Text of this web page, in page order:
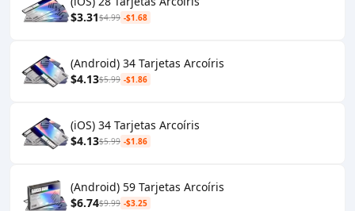
$3.31$4.99 -$1.68
(Android) 34 Tarjetas Arcoíris
$4.13$5.99 -$1.86
(iOS) 34 Tarjetas Arcoíris
$4.13$5.99 -$1.86
(Android) 59 Tarjetas Arcoíris
$6.74$9.99 -$3.25